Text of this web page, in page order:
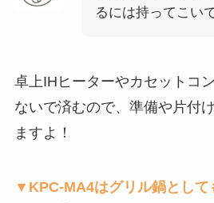
るには持ってこい
卓上IHヒーターやカセットコ
ないで済むので、準備や片付
ますよ！
▼KPC-MA4はグリル鍋として